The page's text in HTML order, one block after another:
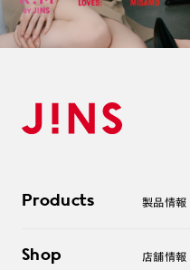
Products 製品情報
サングラス
Shop 店舗情報